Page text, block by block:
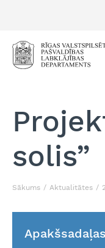
solis”
Sākums Aktualitātes
Apakšsadaļas